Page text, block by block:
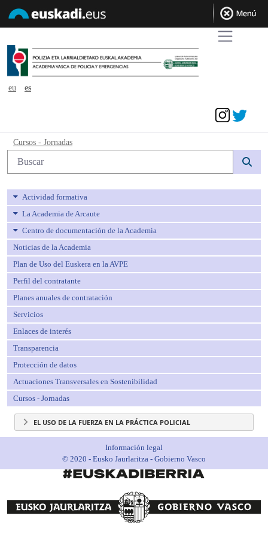
eu
es
Cursos - Jornadas - avpe
Cursos - Jornadas
Búsqueda web
Actividad formativa
La Academia de Arcaute
Centro de documentación de la Academia
Noticias de la Academia
Plan de Uso del Euskera en la AVPE
Perfil del contratante
Planes anuales de contratación
Servicios
Enlaces de interés
Transparencia
Protección de datos
Actuaciones Transversales en Sostenibilidad
Cursos - Jornadas
EL USO DE LA FUERZA EN LA PRÁCTICA POLICIAL
Información legal
© 2020 - Eusko Jaurlaritza - Gobierno Vasco